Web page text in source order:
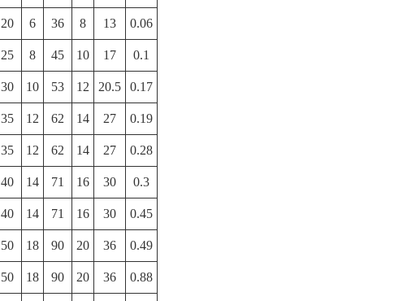
20 6 36 8 13 0.06
25 8 45 10 17 0.1
30 10 53 12 20.5 0.17
35 12 62 14 27 0.19
35 12 62 14 27 0.28
40 14 71 16 30 0.3
40 14 71 16 30 0.45
50 18 90 20 36 0.49
50 18 90 20 36 0.88